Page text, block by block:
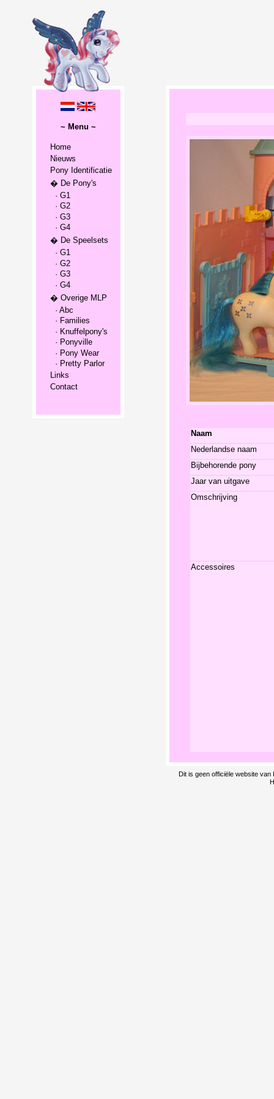
~ Menu ~
Home
Nieuws
Pony Identificatie
� De Pony's
· G1
· G2
· G3
· G4
� De Speelsets
· G1
· G2
· G3
· G4
� Overige MLP
· Abc
· Families
· Knuffelpony's
· Ponyville
· Pony Wear
· Pretty Parlor
Links
Contact
Naam
Nederlandse naam
Bijbehorende pony
Jaar van uitgave
Omschrijving
Accessoires
Dit is geen officiële website